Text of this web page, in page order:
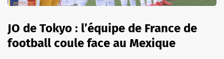
JO de Tokyo : l’équipe de France de
football coule face au Mexique